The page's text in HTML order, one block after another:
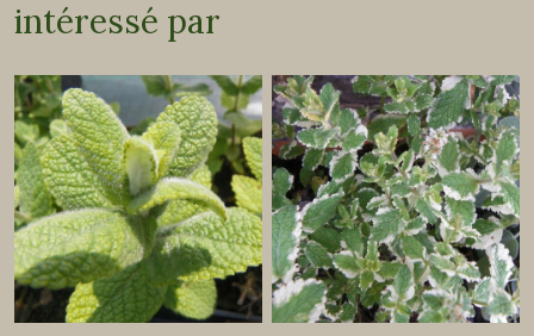
intéressé par